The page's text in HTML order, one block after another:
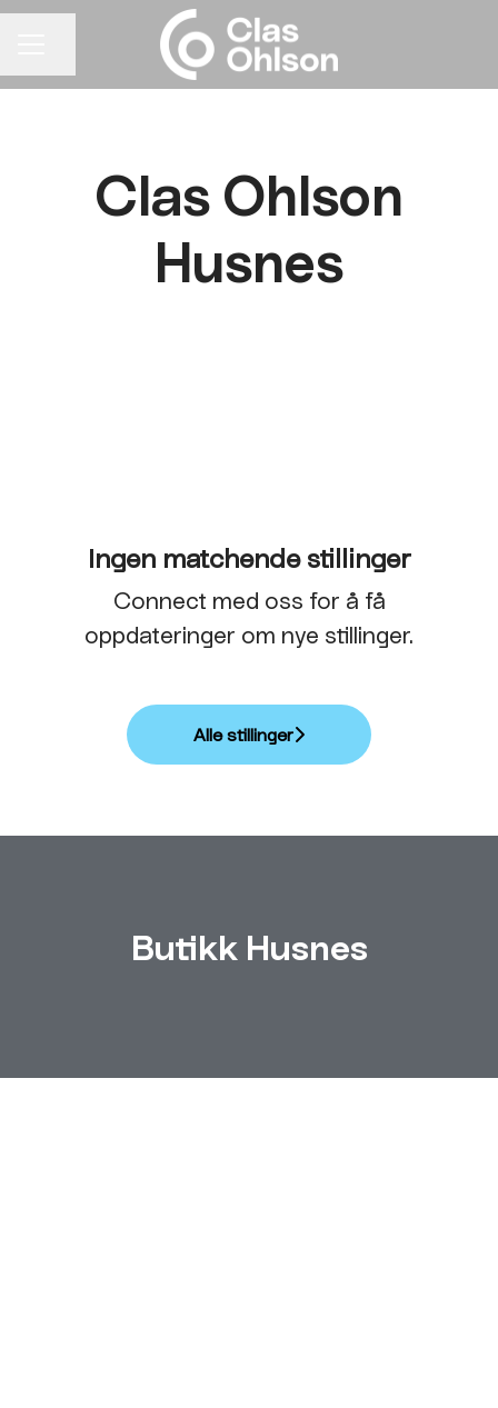
Clas Ohlson
Husnes
Ingen matchende stillinger
Connect med oss for å få
oppdateringer om nye stillinger.
Alle stillinger
Butikk Husnes